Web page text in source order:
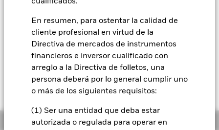
En resumen, para ostentar la calidad de
cliente profesional en virtud de la
Directiva de mercados de instrumentos
financieros e inversor cualificado con
arreglo a la Directiva de folletos, una
persona deberá por lo general cumplir uno
o más de los siguientes requisitos:
(1) Ser una entidad que deba estar
autorizada o regulada para operar en
Nuestra compañía
16,14%
El 28 de octubre de 2025, una o más líneas de
cancelarán. Consulte la carta a los accionistas si
desea obtener más información.
Información general